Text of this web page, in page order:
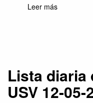
Leer más
Lista diaria
USV 12-05-